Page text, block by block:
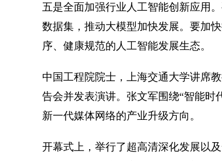
五是全面加强行业人工智能创新应用
数据集，推动大模型加快发展。要加
序、健康规范的人工智能发展生态。
中国工程院院士，上海交通大学讲席
告会并发表演讲。张文军围绕“智能时
新一代媒体网络的产业升级方向。
开幕式上，举行了超高清深化发展以